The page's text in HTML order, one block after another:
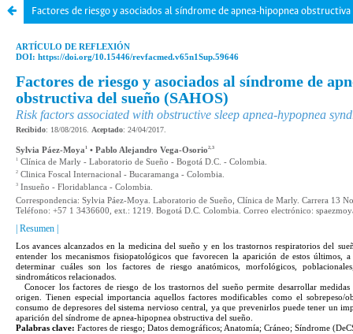
Factores de riesgo y asociados al síndrome de apnea-hipopnea obstructiva